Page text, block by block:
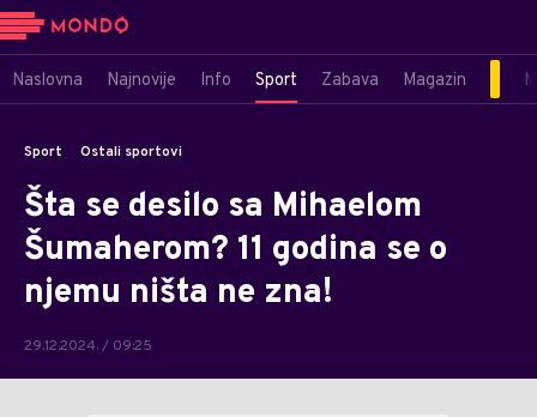
Naslovna Najnovije Info Sport Zabava Magazin
Sport Ostali sportovi
Šta se desilo sa Mihaelom
Šumaherom? 11 godina se o
njemu ništa ne zna!
29.12.2024. / 09:25